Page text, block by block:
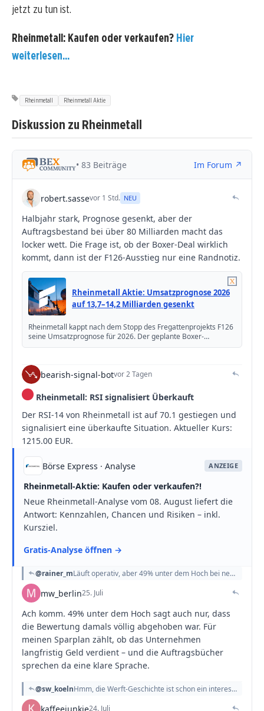
jetzt zu tun ist.
Rheinmetall: Kaufen oder verkaufen? Hier
weiterlesen...
Rheinmetall Rheinmetall Aktie
Diskussion zu Rheinmetall